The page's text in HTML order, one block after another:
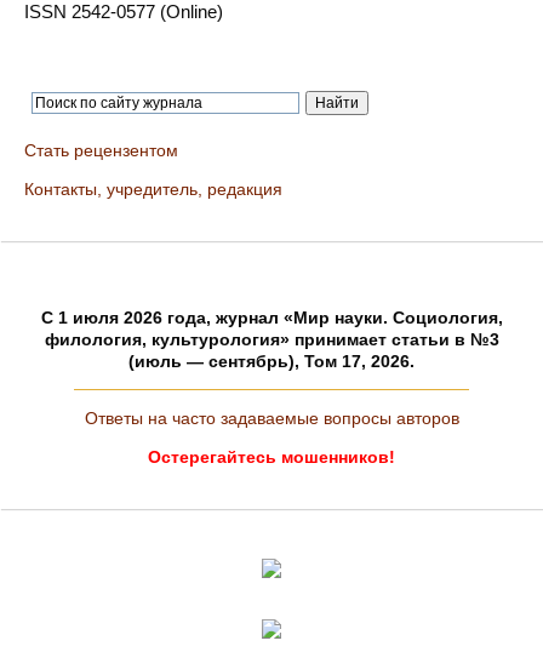
ISSN 2542-0577 (Online)
Стать рецензентом
Контакты, учредитель, редакция
C 1 июля 2026 года, журнал «Мир науки. Социология,
филология, культурология» принимает статьи в №3
(июль — сентябрь), Том 17, 2026.
Ответы на часто задаваемые вопросы авторов
Остерегайтесь мошенников!